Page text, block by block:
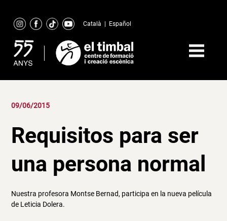
content
Català Español
09/06/2015
Requisitos para ser
una persona normal
Nuestra profesora Montse Bernad, participa en la nueva película
de Leticia Dolera.